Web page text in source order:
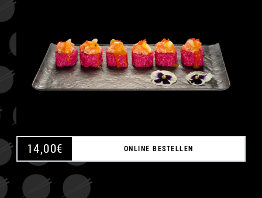
14,00€ ONLINE BESTELLEN